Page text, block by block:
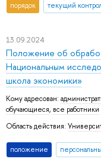
порядок текущий
13.09.2024
Положение об
Национальным
школа экономики»
Кому адресован:
обучающиеся, все работники
Область действия:
положение